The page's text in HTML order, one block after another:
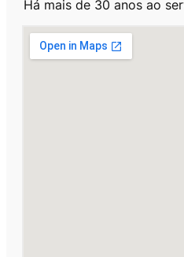
Há mais de 30 anos ao